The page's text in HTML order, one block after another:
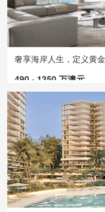
奢享海岸人生，定义黄金
490 - 1350 万澳元